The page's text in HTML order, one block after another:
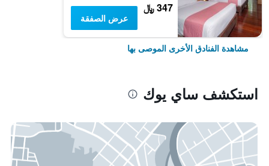
347 ﷼
عرض الصفقة
مشاهدة الفنادق الأخرى الموصى بها
استكشف ساي يوك